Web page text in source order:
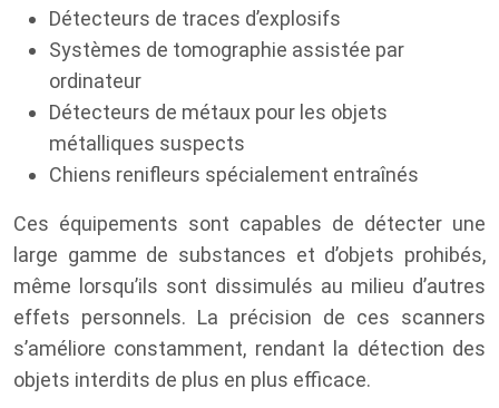
Détecteurs de traces d’explosifs
Systèmes de tomographie assistée par
ordinateur
Détecteurs de métaux pour les objets
métalliques suspects
Chiens renifleurs spécialement entraînés
Ces équipements sont capables de détecter une
large gamme de substances et d’objets prohibés,
même lorsqu’ils sont dissimulés au milieu d’autres
effets personnels. La précision de ces scanners
s’améliore constamment, rendant la détection des
objets interdits de plus en plus efficace.